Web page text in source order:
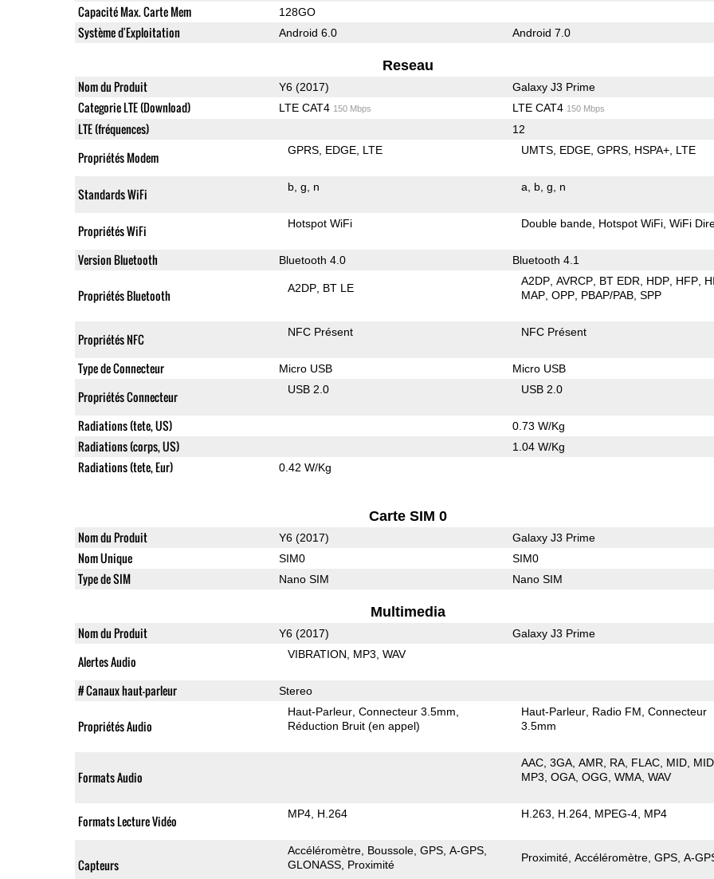
Capacité Max. Carte Mem 128GO
Système d'Exploitation Android 6.0 Android 7.0
Reseau
Nom du Produit Y6 (2017) Galaxy J3 Prime
Categorie LTE (Download) LTE CAT4 150 Mbps LTE CAT4 150 Mbps
LTE (fréquences) 12
Propriétés Modem GPRS EDGE LTE UMTS EDGE GPRS HSPA+ LTE
Standards WiFi b g n a b g n
Propriétés WiFi Hotspot WiFi Double bande Hotspot WiFi WiFi
Version Bluetooth Bluetooth 4.0 Bluetooth 4.1
Propriétés Bluetooth A2DP BT LE
A2DP AVRCP BT EDR HDP HFP
MAP OPP PBAP/PAB SPP
Propriétés NFC NFC Présent NFC Présent
Type de Connecteur Micro USB Micro USB
Propriétés Connecteur USB 2.0 USB 2.0
Radiations (tete, US) 0.73 W/Kg
Radiations (corps, US) 1.04 W/Kg
Radiations (tete, Eur) 0.42 W/Kg
Carte SIM 0
Nom du Produit Y6 (2017) Galaxy J3 Prime
Nom Unique SIM0 SIM0
Type de SIM Nano SIM Nano SIM
Multimedia
Nom du Produit Y6 (2017) Galaxy J3 Prime
Alertes Audio VIBRATION MP3 WAV
# Canaux haut-parleur Stereo
Propriétés Audio
Haut-Parleur Connecteur 3.5mm
Réduction Bruit (en appel)
Haut-Parleur Radio FM Connecteur
3.5mm
Formats Audio
AAC 3GA AMR RA FLAC MID
MP3 OGA OGG WMA WAV
Formats Lecture Vidéo MP4 H.264 H.263 H.264 MPEG-4 MP4
Capteurs
Accéléromètre Boussole GPS A-GPS
GLONASS Proximité
Proximité Accéléromètre GPS A-